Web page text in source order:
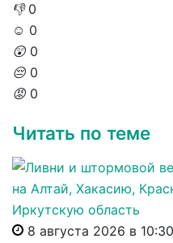
👎 0
☺️ 0
😲 0
😔 0
😡 0
Читать по теме
8 августа 2026 в 10:30